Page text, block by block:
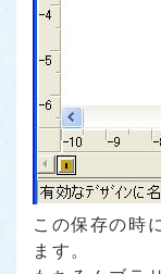
この保存の時
ます。